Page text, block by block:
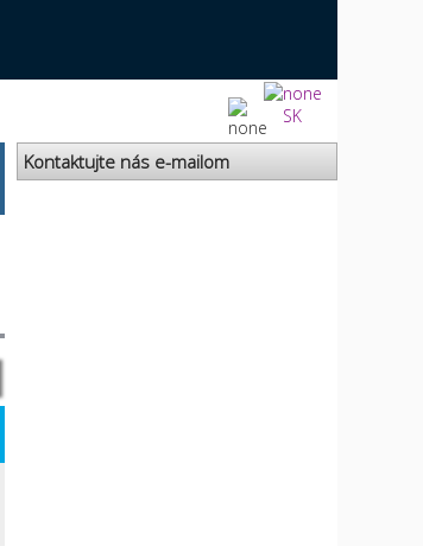
SK
Kontaktujte nás e-mailom